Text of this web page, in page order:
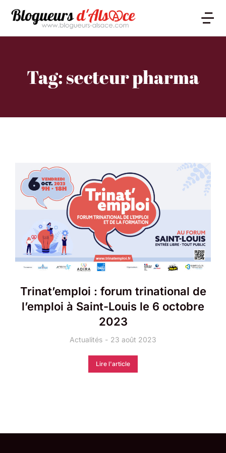
Tag: secteur pharma
Trinat’emploi : forum trinational de
l’emploi à Saint-Louis le 6 octobre
2023
Actualités 23 août 2023
Lire l'article